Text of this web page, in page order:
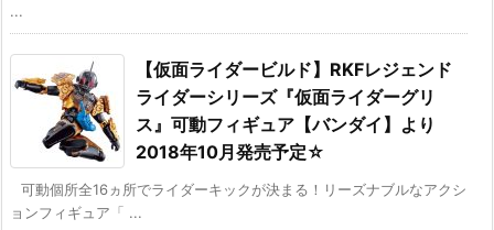
...
【仮面ライダービルド】RKFレジェンド
ライダーシリーズ『仮面ライダーグリ
ス』可動フィギュア【バンダイ】より
2018年10月発売予定☆
可動個所全16ヵ所でライダーキックが決まる！リーズナブルなアクシ
ョンフィギュア「 ...